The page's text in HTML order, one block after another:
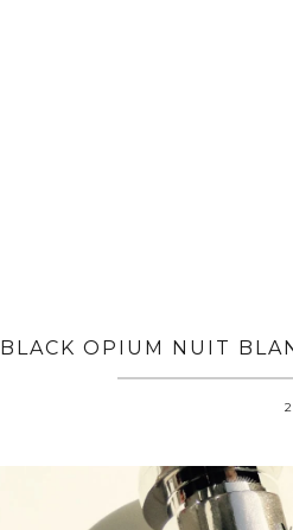
BLACK OPIUM NUIT